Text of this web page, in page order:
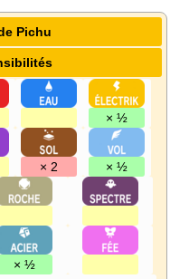
Pichu
× ½
× 2 × ½
× ½